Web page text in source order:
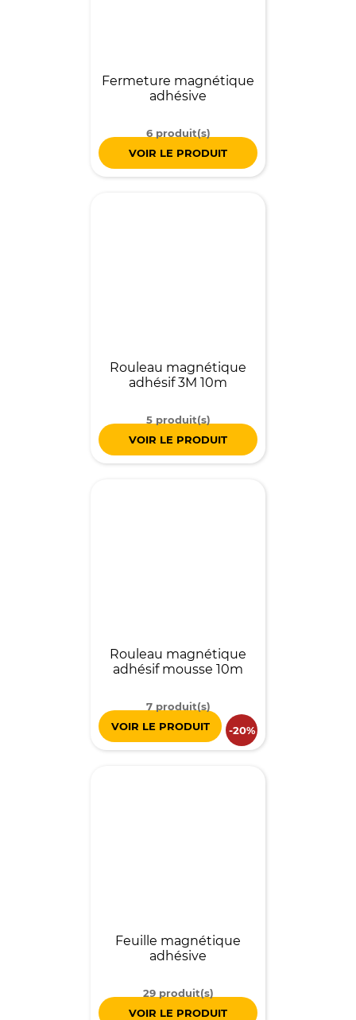
Fermeture magnétique
adhésive
6 produit(s)
VOIR LE PRODUIT
Rouleau magnétique
adhésif 3M 10m
5 produit(s)
VOIR LE PRODUIT
Rouleau magnétique
adhésif mousse 10m
7 produit(s)
VOIR LE PRODUIT
-20%
Feuille magnétique
adhésive
29 produit(s)
VOIR LE PRODUIT